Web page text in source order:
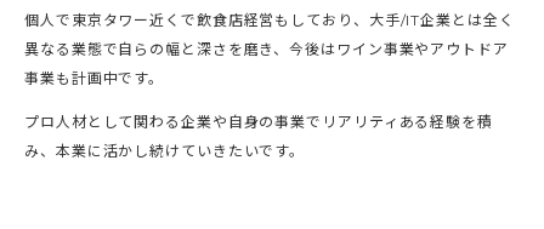
個人で東京タワー近くで飲食店経営もしており、大手/IT企業とは全く
異なる業態で自らの幅と深さを磨き、今後はワイン事業やアウトドア
事業も計画中です。
プロ人材として関わる企業や自身の事業でリアリティある経験を積
み、本業に活かし続けていきたいです。